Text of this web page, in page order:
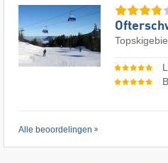
Alle beoordelingen